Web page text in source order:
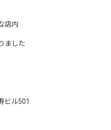
店内
ました
ビル501